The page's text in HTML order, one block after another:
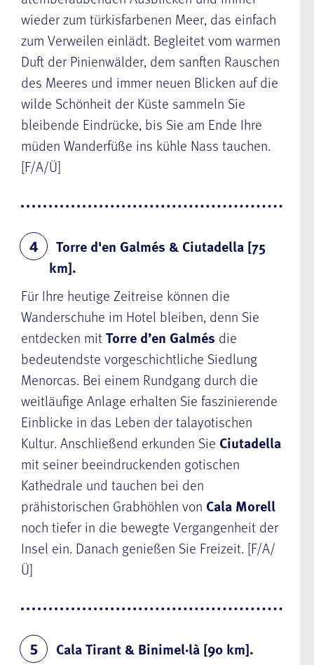
wieder zum türkisfarbenen Meer, das einfach
zum Verweilen einlädt. Begleitet vom warmen
Duft der Pinienwälder, dem sanften Rauschen
des Meeres und immer neuen Blicken auf die
wilde Schönheit der Küste sammeln Sie
bleibende Eindrücke, bis Sie am Ende Ihre
müden Wanderfüße ins kühle Nass tauchen.
[F/A/Ü]
4
Torre d'en Galmés & Ciutadella [75
km].
Für Ihre heutige Zeitreise können die
Wanderschuhe im Hotel bleiben, denn Sie
entdecken mitTorre d’en Galmés die
bedeutendste vorgeschichtliche Siedlung
Menorcas. Bei einem Rundgang durch die
weitläufige Anlage erhalten Sie faszinierende
Einblicke in das Leben der talayotischen
Kultur. Anschließend erkunden Sie Ciutadella
mit seiner beeindruckenden gotischen
Kathedrale und tauchen bei den
prähistorischen Grabhöhlen von Cala Morell
noch tiefer in die bewegte Vergangenheit der
Insel ein. Danach genießen Sie Freizeit. [F/A/
Ü]
5
Cala Tirant & Binimel·là [90 km].